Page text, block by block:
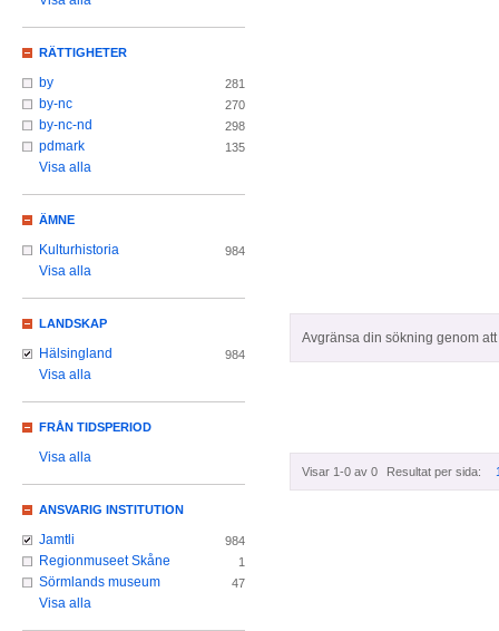
Avgränsa din sökning genom
Visar 1-0 av 0 Resultat per sida:
RÄTTIGHETER
by 281
by-nc 270
by-nc-nd 298
pdmark 135
Visa alla
ÄMNE
Kulturhistoria 984
Visa alla
LANDSKAP
Hälsingland 984
Visa alla
FRÅN TIDSPERIOD
Visa alla
ANSVARIG INSTITUTION
Jamtli 984
Regionmuseet Skåne 1
Sörmlands museum 47
Visa alla